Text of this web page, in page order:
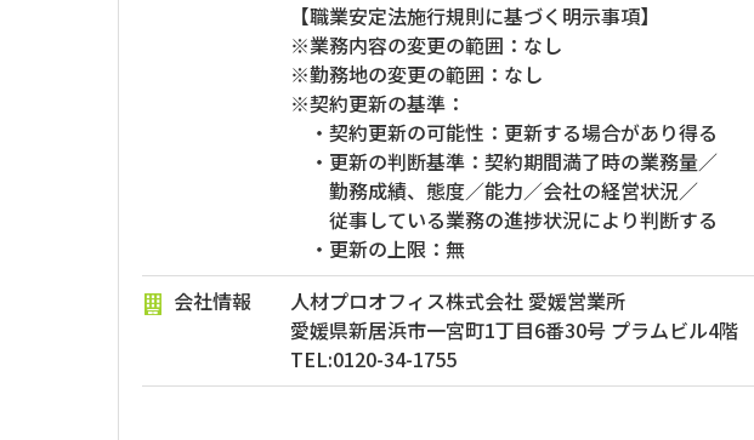
【職業安定法施行規則に基づく明示事項】
※業務内容の変更の範囲：なし
※勤務地の変更の範囲：なし
※契約更新の基準：
・契約更新の可能性：更新する場合があり得る
・更新の判断基準：契約期間満了時の業務量／
勤務成績、態度／能力／会社の経営状況／
従事している業務の進捗状況により判断する
・更新の上限：無
会社情報
人材プロオフィス株式会社 愛媛営業所
愛媛県新居浜市一宮町1丁目6番30号 プラムビル4階
TEL:0120-34-1755